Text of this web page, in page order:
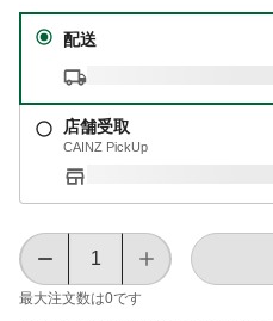
配送
店舗受取
CAINZ PickUp
最大注文数は0です